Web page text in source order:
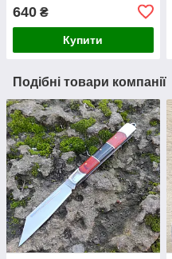
640 ₴
Купити
Подібні товари компанії